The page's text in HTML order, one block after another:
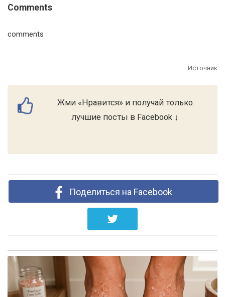
Comments
comments
Источник
Жми «Нравится» и получай только
лучшие посты в Facebook ↓
Поделиться на Facebook